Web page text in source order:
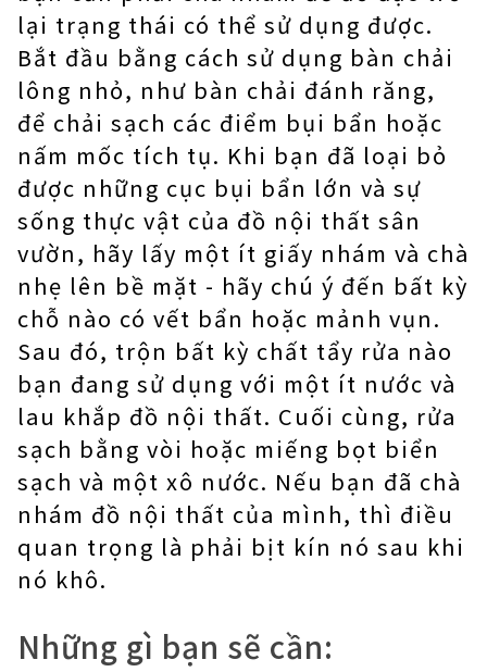
lại trạng thái có thể sử dụng được.
Bắt đầu bằng cách sử dụng bàn chải
lông nhỏ, như bàn chải đánh răng,
để chải sạch các điểm bụi bẩn hoặc
nấm mốc tích tụ. Khi bạn đã loại bỏ
được những cục bụi bẩn lớn và sự
sống thực vật của đồ nội thất sân
vườn, hãy lấy một ít giấy nhám và chà
nhẹ lên bề mặt - hãy chú ý đến bất kỳ
chỗ nào có vết bẩn hoặc mảnh vụn.
Sau đó, trộn bất kỳ chất tẩy rửa nào
bạn đang sử dụng với một ít nước và
lau khắp đồ nội thất. Cuối cùng, rửa
sạch bằng vòi hoặc miếng bọt biển
sạch và một xô nước. Nếu bạn đã chà
nhám đồ nội thất của mình, thì điều
quan trọng là phải bịt kín nó sau khi
nó khô.
Những gì bạn sẽ cần: